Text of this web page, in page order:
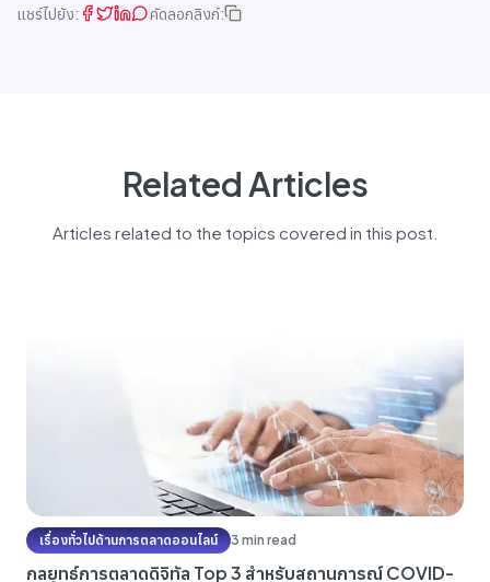
แชร์ไปยัง: คัดลอกลิงก์:
Related Articles
Articles related to the topics covered in this post.
เรื่องทั่วไปด้านการตลาดออนไลน์ 3 min read
กลยุทธ์การตลาดดิจิทัล Top 3 สำหรับสถานการณ์ COVID-